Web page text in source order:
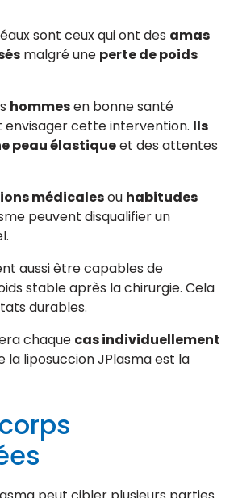
sont ceux qui ont des amas
malgré une perte de poids
hommesen bonne santé
cette intervention. Ils
peau élastiqueet des attentes
médicalesou habitudes
peuvent disqualifier un
aussi être capables de
stable après la chirurgie. Cela
durables.
chaque cas individuellement
la liposuccion JPlasma est la